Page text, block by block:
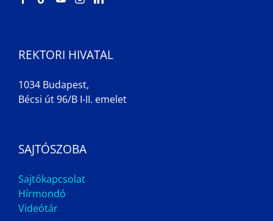
REKTORI HIVATAL
1034 Budapest,
Bécsi út 96/B I-II. emelet
SAJTÓSZOBA
Sajtókapcsolat
Hírmondó
Videótár